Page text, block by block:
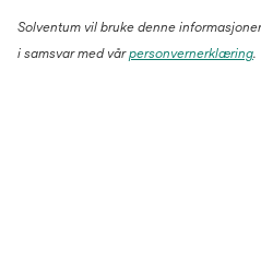
Solventum vil bruke denne
i samsvar med vårpersonvernerklæring.